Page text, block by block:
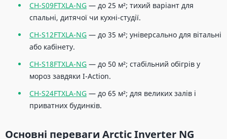
CH-S09FTXLA-NG — до 25 м²; тихий варіант для
спальні, дитячої чи кухні-студії.
CH-S12FTXLA-NG — до 35 м²; універсально для вітальні
або кабінету.
CH-S18FTXLA-NG — до 50 м²; стабільний обігрів у
мороз завдяки I-Action.
CH-S24FTXLA-NG — до 65 м²; для великих залів і
приватних будинків.
Основні переваги Arctic Inverter NG